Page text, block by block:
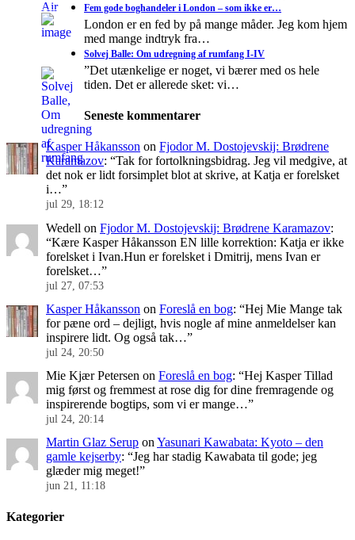
Fem gode boghandeler i London – som ikke er…
London er en fed by på mange måder. Jeg kom hjem
med mange indtryk fra…
Solvej Balle: Om udregning af rumfang I-IV
”Det utænkelige er noget, vi bærer med os hele
tiden. Det er allerede sket: vi…
Seneste kommentarer
Kasper Håkansson on Fjodor M. Dostojevskij: Brødrene
Karamazov: “Tak for fortolkningsbidrag. Jeg vil medgive, at
det nok er lidt forsimplet blot at skrive, at Katja er forelsket
i…”
jul 29, 18:12
Wedell on Fjodor M. Dostojevskij: Brødrene Karamazov:
“Kære Kasper Håkansson EN lille korrektion: Katja er ikke
forelsket i Ivan.Hun er forelsket i Dmitrij, mens Ivan er
forelsket…”
jul 27, 07:53
Kasper Håkansson on Foreslå en bog: “Hej Mie Mange tak
for pæne ord – dejligt, hvis nogle af mine anmeldelser kan
inspirere lidt. Og også tak…”
jul 24, 20:50
Mie Kjær Petersen on Foreslå en bog: “Hej Kasper Tillad
mig først og fremmest at rose dig for dine fremragende og
inspirerende bogtips, som vi er mange…”
jul 24, 20:14
Martin Glaz Serup on Yasunari Kawabata: Kyoto – den
gamle kejserby: “Jeg har stadig Kawabata til gode; jeg
glæder mig meget!”
jun 21, 11:18
Kategorier